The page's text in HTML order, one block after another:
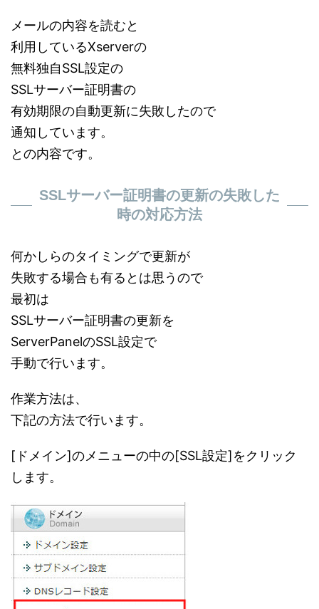
メールの内容を読むと
利用しているXserverの
無料独自SSL設定の
SSLサーバー証明書の
有効期限の自動更新に失敗したので
通知しています。
との内容です。
SSLサーバー証明書の更新の失敗した
時の対応方法
何かしらのタイミングで更新が
失敗する場合も有るとは思うので
最初は
SSLサーバー証明書の更新を
ServerPanelのSSL設定で
手動で行います。
作業方法は、
下記の方法で行います。
[ドメイン]のメニューの中の[SSL設定]をクリック
します。